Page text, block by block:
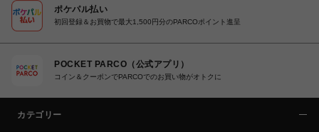
ポケパル払い
初回登録＆お買物で最大1,500円分のPARCOポイント進呈
POCKET PARCO（公式アプリ）
コイン＆クーポンでPARCOでのお買い物がオトクに
カテゴリー